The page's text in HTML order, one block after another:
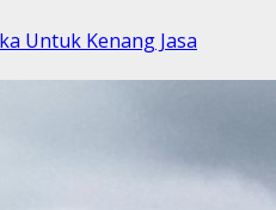
Untuk Kenang Jasa